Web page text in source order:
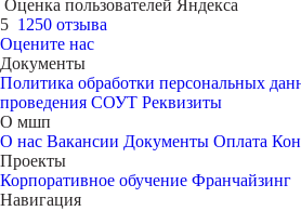
Оценка пользователей Яндекса
5 1250 отзыва
Оцените нас
Документы
Политика обработки персональных
проведения СОУТ Реквизиты
О мшп
О нас Вакансии Документы Оплата
Проекты
Корпоративное обучение Франчайзинг
Навигация